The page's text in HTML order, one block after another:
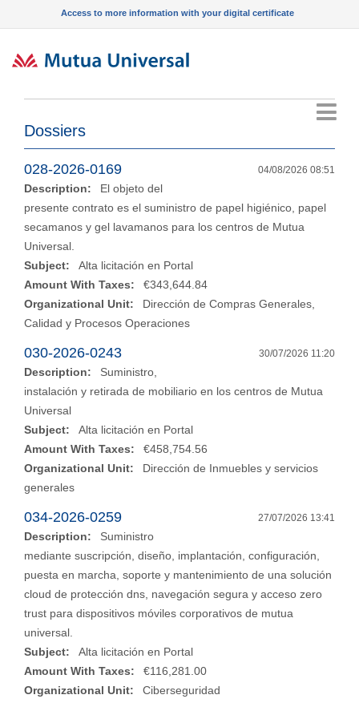
Access to more information with your digital certificate
Dossiers
04/08/2026 08:51
028-2026-0169
Description:
El objeto del
presente contrato es el suministro de papel higiénico, papel
secamanos y gel lavamanos para los centros de Mutua
Universal.
Subject:
Alta licitación en Portal
Amount With Taxes:
€343,644.84
Organizational Unit:
Dirección de Compras Generales,
Calidad y Procesos Operaciones
30/07/2026 11:20
030-2026-0243
Description:
Suministro,
instalación y retirada de mobiliario en los centros de Mutua
Universal
Subject:
Alta licitación en Portal
Amount With Taxes:
€458,754.56
Organizational Unit:
Dirección de Inmuebles y servicios
generales
27/07/2026 13:41
034-2026-0259
Description:
Suministro
mediante suscripción, diseño, implantación, configuración,
puesta en marcha, soporte y mantenimiento de una solución
cloud de protección dns, navegación segura y acceso zero
trust para dispositivos móviles corporativos de mutua
universal.
Subject:
Alta licitación en Portal
Amount With Taxes:
€116,281.00
Organizational Unit:
Ciberseguridad